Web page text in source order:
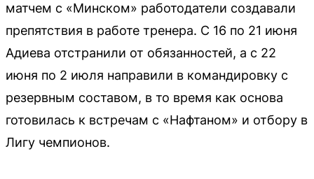
матчем с «Минском» работодатели создавали
препятствия в работе тренера. С 16 по 21 июня
Адиева отстранили от обязанностей, а с 22
июня по 2 июля направили в командировку с
резервным составом, в то время как основа
готовилась к встречам с «Нафтаном» и отбору в
Лигу чемпионов.